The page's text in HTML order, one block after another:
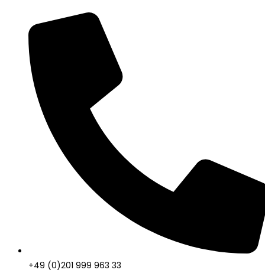
+49 (0)201 999 963 33